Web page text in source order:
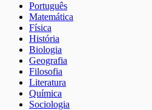
Português
Matemática
Física
História
Biologia
Geografia
Filosofia
Literatura
Química
Sociologia